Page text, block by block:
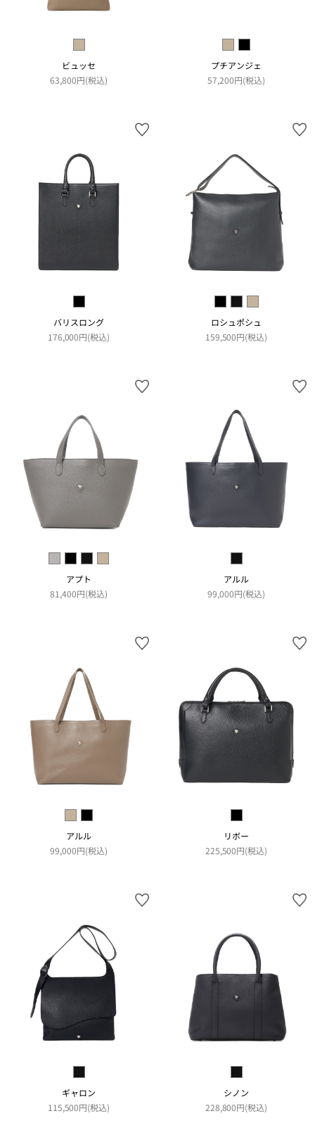
ビュッセ
63,800円(税込)
プチアンジェ
57,200円(税込)
バリスロング
176,000円(税込)
ロシュポシュ
159,500円(税込)
アプト
81,400円(税込)
アルル
99,000円(税込)
アルル
99,000円(税込)
リボー
225,500円(税込)
ギャロン
115,500円(税込)
シノン
228,800円(税込)